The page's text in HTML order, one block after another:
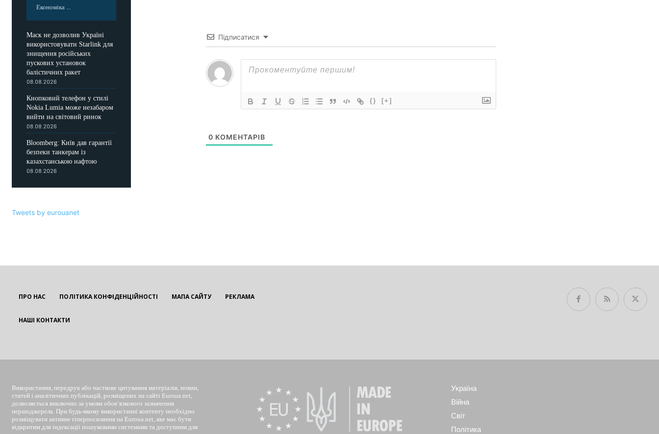
Економіка ...
Маск не дозволив Україні
використовувати Starlink для
знищення російських
пускових установок
балістичних ракет
08.08.2026
Кнопковий телефон у стилі
Nokia Lumia може незабаром
вийти на світовий ринок
08.08.2026
Bloomberg: Київ дав гарантії
безпеки танкерам із
казахстанською нафтою
08.08.2026
Tweets by eurouanet
Підписатися
{} [+]
0 КОМЕНТАРІВ
ПРО НАС ПОЛІТИКА КОНФІДЕНЦІЙНОСТІ МАПА САЙТУ РЕКЛАМА
НАШІ КОНТАКТИ
Використання, передрук або часткове цитування матеріалів, новин,
статей і аналітичних публікацій, розміщених на сайті Euroua.net,
дозволяється виключно за умови обов’язкового зазначення
першоджерела. При будь-якому використанні контенту необхідно
розміщувати активне гіперпосилання на Euroua.net, яке має бути
відкритим для індексації пошуковими системами та доступним для
Україна
Війна
Світ
Політика